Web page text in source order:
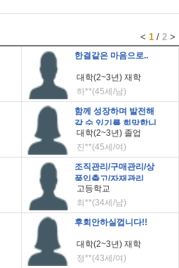
< 1 / 2 >
한결같은 마음으로..
대학(2~3년) 재학
하**(45세/남)
함께 성장하며 발전해
갈 수 있기를 희망합니
다.
대학(2~3년) 졸업
진**(45세/여)
조직관리/구매관리/상
품입출고/자재관리
고등학교
최**(34세/남)
후회안하실껍니다!!
대학(2~3년) 재학
정**(43세/여)